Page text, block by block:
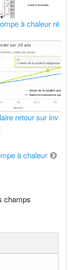
à chaleur ré
retour sur inv
à chaleur
champs